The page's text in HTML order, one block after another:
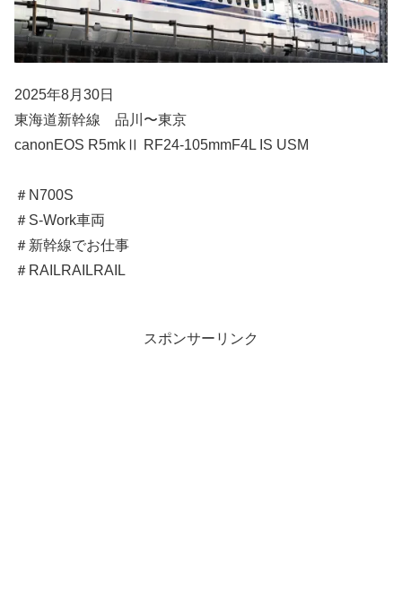
2025年8月30日
東海道新幹線 品川〜東京
canonEOS R5mkⅡ RF24-105mmF4L IS USM
＃N700S
＃S-Work車両
＃新幹線でお仕事
＃RAILRAILRAIL
スポンサーリンク